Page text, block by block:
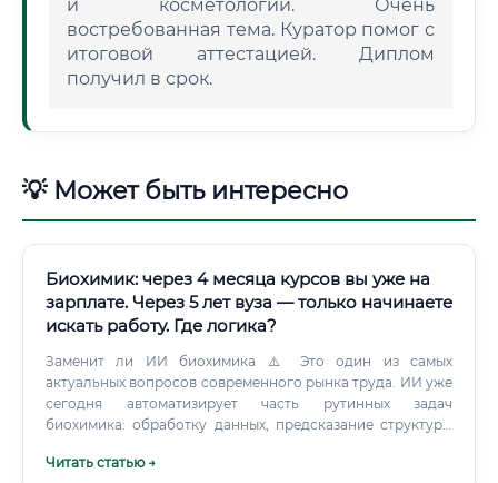
и косметологии. Очень
востребованная тема. Куратор помог с
итоговой аттестацией. Диплом
получил в срок.
💡 Может быть интересно
Биохимик: через 4 месяца курсов вы уже на
зарплате. Через 5 лет вуза — только начинаете
искать работу. Где логика?
Заменит ли ИИ биохимика ⚠️ Это один из самых
актуальных вопросов современного рынка труда. ИИ уже
сегодня автоматизирует часть рутинных задач
биохимика: обработку данных, предсказание структуры
последовательностей. Однако ИИ принципиально не
Читать статью →